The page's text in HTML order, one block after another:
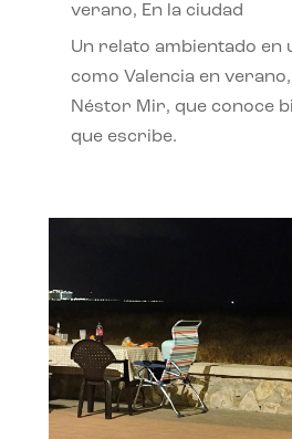
verano, En la ciudad
Un relato ambientado en
como Valencia en
Néstor Mir, que conoce
que escribe.